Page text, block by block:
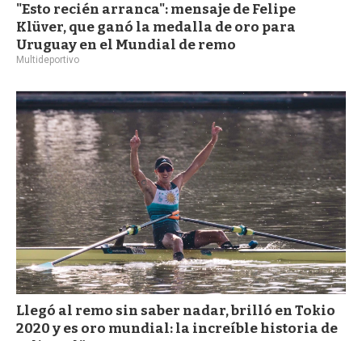
"Esto recién arranca": mensaje de Felipe
Klüver, que ganó la medalla de oro para
Uruguay en el Mundial de remo
Multideportivo
Llegó al remo sin saber nadar, brilló en Tokio
2020 y es oro mundial: la increíble historia de